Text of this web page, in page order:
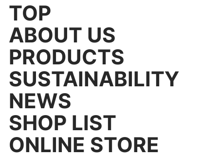
TOP
ABOUT US
PRODUCTS
SUSTAINABILITY
NEWS
SHOP LIST
ONLINE STORE